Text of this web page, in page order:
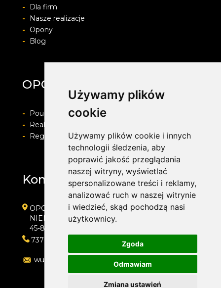
Używamy plików
cookie
Używamy plików cookie i innych
technologii śledzenia, aby
poprawić jakość przeglądania
naszej witryny, wyświetlać
spersonalizowane treści i reklamy,
analizować ruch w naszej witrynie
i wiedzieć, skąd pochodzą nasi
użytkownicy.
Zgoda
Odmawiam
Zmiana ustawień
-
Dla firm
-
Nasze realizacje
-
Opony
-
Blog
OPONYFELGIALU.PL
-
Pouczenie o prawie do odstapienia od umowy
-
Realizacja zamówienia i formy płatności
-
Regulamin i Polityka prywatności
Kontakt
OPONYFELGIALU.PL
NIEMODLIŃSKA 75
45-864 OPOLE
737666737
wulkanizacja@oponyfelgialu.pl